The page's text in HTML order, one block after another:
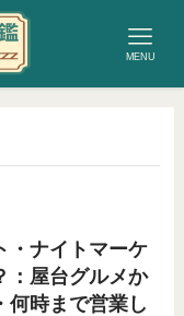
MENU
・ナイトマーケ
：屋台グルメか
何時まで営業し